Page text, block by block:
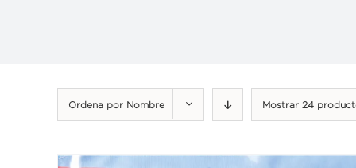
Ordena por Nombre Mostrar 24